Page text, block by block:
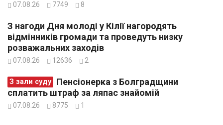
07.08.26 7749 8
З нагоди Дня молоді у Кілії нагородять
відмінників громади та проведуть низку
розважальних заходів
07.08.26 12636 2
З зали суду
сплатить штраф за ляпас знайомій
07.08.26 8775 1